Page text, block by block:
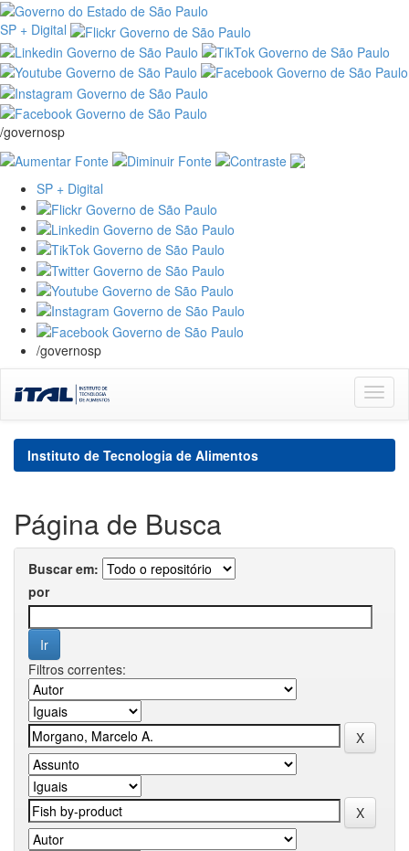
SP + Digital
/governosp
SP + Digital
/governosp
navigation
Instituto de Tecnologia de Alimentos
Página de Busca
Buscar em:
por
Filtros correntes: